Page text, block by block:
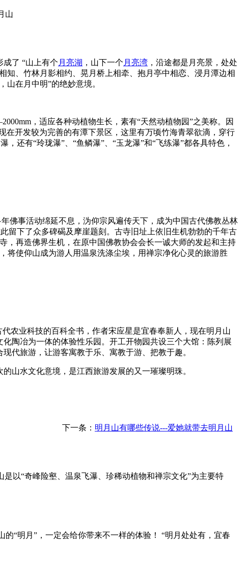
了 “山上有个 月亮湖 ，山下一个 月亮湾 ，沿途都是月亮景，处处
知、竹林月影相约、晃月桥上相牵、抱月亭中相恋、浸月潭边相
，山在月中明”的绝妙意境。
，适应各种动植物生长，素有“天然动植物园”之美称。因
在开发较为完善的有潭下景区，这里有万顷竹海青翠欲滴，穿行
还有“玲珑瀑”、“鱼鳞瀑”、“玉龙瀑”和“飞练瀑”都各具特色，
佛事活动绵延不息，沩仰宗风遍传天下，成为中国古代佛教丛林
留下了众多碑碣及摩崖题刻。古寺旧址上依旧生机勃勃的千年古
，再造佛界生机，在原中国佛教协会会长一诚大师的发起和主持
将使仰山成为游人用温泉洗涤尘埃，用禅宗净化心灵的旅游胜
农业科技的百科全书，作者宋应星是宜春奉新人，现在明月山
陶冶为一体的体验性乐园。开工开物园共设三个大馆：陈列展
现代旅游，让游客寓教于乐、寓教于游、把教于趣。
山水文化意境，是江西旅游发展的又一璀璨明珠。
下一条： 明月山有哪些传说---爱她就带去明月山
以“奇峰险壑、温泉飞瀑、珍稀动植物和禅宗文化”为主要特
“明月”，一定会给你带来不一样的体验！ “明月处处有，宜春